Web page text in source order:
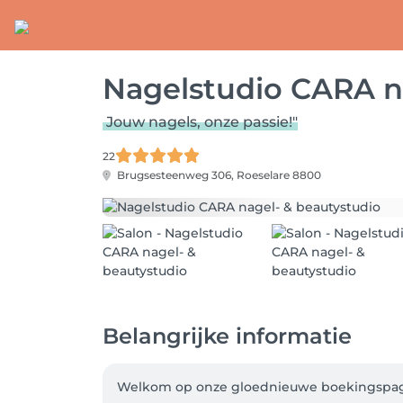
Nagelstudio CARA
Jouw nagels, onze passie!"
22
Brugsesteenweg 306, Roeselare 8800
Belangrijke informatie
Welkom op onze gloednieuwe